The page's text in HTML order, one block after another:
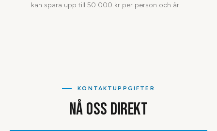
kan spara upp till 50 000 kr per person och år.
KONTAKTUPPGIFTER
NÅ OSS DIREKT